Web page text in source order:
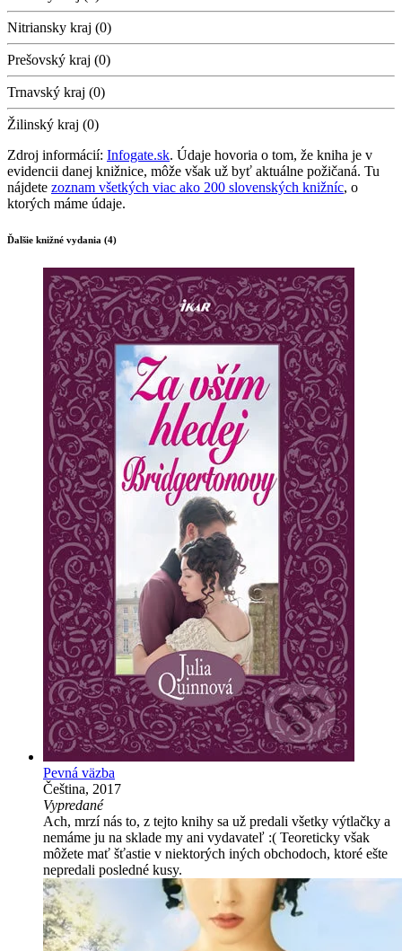
Nitriansky kraj (0)
Prešovský kraj (0)
Trnavský kraj (0)
Žilinský kraj (0)
Zdroj informácií: Infogate.sk. Údaje hovoria o tom, že kniha je v
evidencii danej knižnice, môže však už byť aktuálne požičaná. Tu
nájdete zoznam všetkých viac ako 200 slovenských knižníc, o
ktorých máme údaje.
Ďalšie knižné vydania (4)
Pevná väzba
Čeština, 2017
Vypredané
Ach, mrzí nás to, z tejto knihy sa už predali všetky výtlačky a
nemáme ju na sklade my ani vydavateľ :( Teoreticky však
môžete mať šťastie v niektorých iných obchodoch, ktoré ešte
nepredali posledné kusy.